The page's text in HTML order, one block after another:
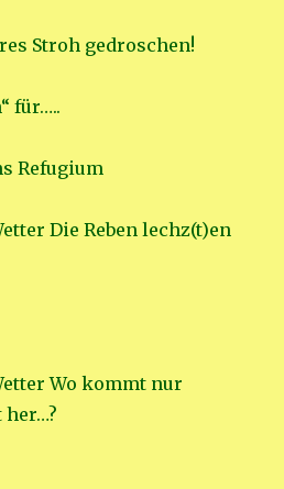
Stroh gedroschen!
für…..
Refugium
Die Reben lechz(t)en
Wo kommt nur
her…?